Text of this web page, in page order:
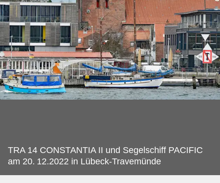
TRA 14 CONSTANTIA II und Segelschiff PACIFIC
am 20. 12.2022 in Lübeck-Travemünde